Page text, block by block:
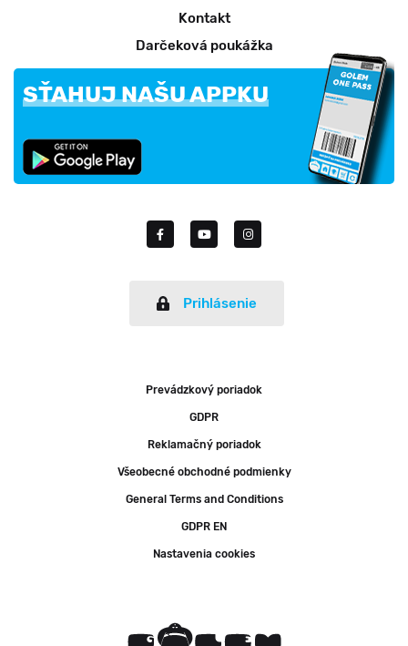
Kontakt
Darčeková poukážka
SŤAHUJ NAŠU APPKU
Prihlásenie
Prevádzkový poriadok
GDPR
Reklamačný poriadok
Všeobecné obchodné podmienky
General Terms and Conditions
GDPR EN
Nastavenia cookies